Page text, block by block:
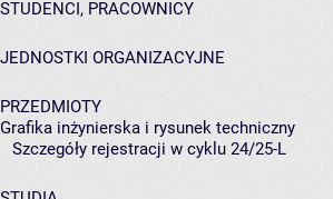
STUDENCI, PRACOWNICY
JEDNOSTKI ORGANIZACYJNE
PRZEDMIOTY
Grafika inżynierska i rysunek techniczny
Szczegóły rejestracji w cyklu 24/25-L